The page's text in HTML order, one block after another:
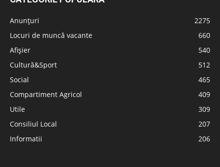
Anunțuri
2275
Locuri de muncă vacante
660
Afișier
540
Cultură&Sport
512
Social
465
Compartiment Agricol
409
Utile
309
Consiliul Local
207
Informatii
206